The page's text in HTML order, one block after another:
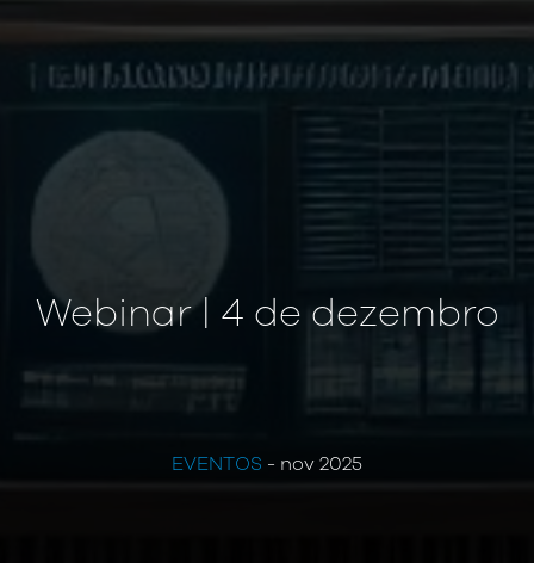
Webinar | 4 de dezembro
EVENTOS - nov 2025